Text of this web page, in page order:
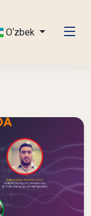
O‘zbek